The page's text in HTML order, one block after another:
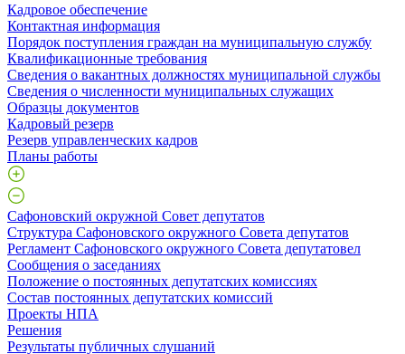
Кадровое обеспечение
Контактная информация
Порядок поступления граждан на муниципальную службу
Квалификационные требования
Сведения о вакантных должностях муниципальной службы
Сведения о численности муниципальных служащих
Образцы документов
Кадровый резерв
Резерв управленческих кадров
Планы работы
Сафоновский окружной Совет депутатов
Структура Сафоновского окружного Совета депутатов
Регламент Сафоновского окружного Совета депутатовел
Сообщения о заседаниях
Положение о постоянных депутатских комиссиях
Состав постоянных депутатских комиссий
Проекты НПА
Решения
Результаты публичных слушаний